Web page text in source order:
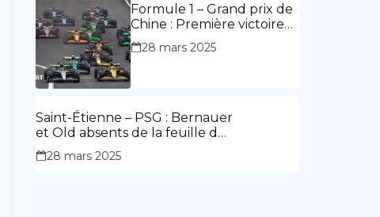
Formule 1 – Grand prix de
Chine : Première victoire
d’Hamilton en Rouge,
l’Aston Martin d’Alonso fait
28 mars 2025
Saint-Étienne – PSG : Bernauer
et Old absents de la feuille de
match.
28 mars 2025